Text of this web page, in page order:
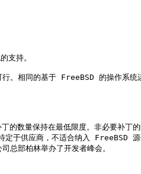
支持。
。相同的基于 FreeBSD 的操作系统
数量保持在最低限度。非必要补丁的
于供应商，不适合纳入 FreeBSD
部柏林举办了开发者峰会。